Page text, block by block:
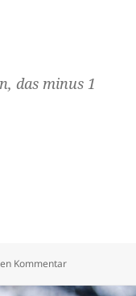
das minus 1
Kommentarzu April 2020